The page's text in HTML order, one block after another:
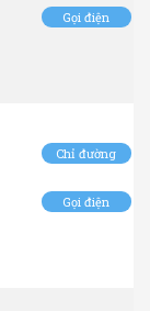
Gọi điện
Chỉ đường
Gọi điện